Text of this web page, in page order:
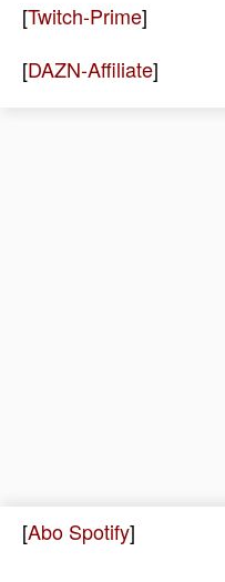
[Twitch-Prime]
[DAZN-Affiliate]
[Abo Spotify]